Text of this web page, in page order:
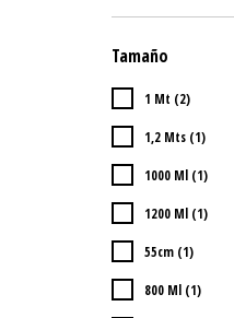
Tamaño
1 Mt (2)
1,2 Mts (1)
1000 Ml (1)
1200 Ml (1)
55cm (1)
800 Ml (1)